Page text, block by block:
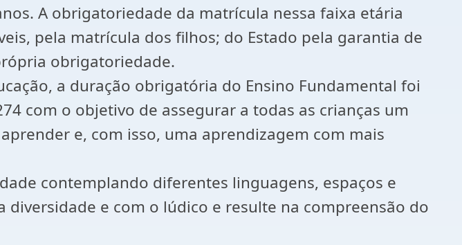
A obrigatoriedade da matrícula nessa faixa etária
pela matrícula dos filhos; do Estado pela garantia de
obrigatoriedade.
a duração obrigatória do Ensino Fundamental foi
com o objetivo de assegurar a todas as crianças um
e, com isso, uma aprendizagem com mais
contemplando diferentes linguagens, espaços e
e com o lúdico e resulte na compreensão do